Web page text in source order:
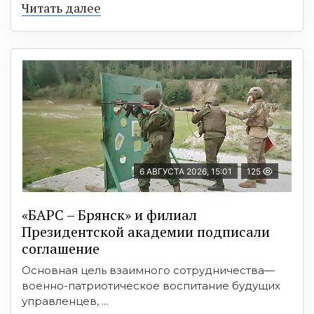
Читать далее
6 АВГУСТА 2026, 15:01 125
«БАРС – Брянск» и филиал
Президентской академии подписали
соглашение
Основная цель взаимного сотрудничества—
военно-патриотическое воспитание будущих
управленцев, ...